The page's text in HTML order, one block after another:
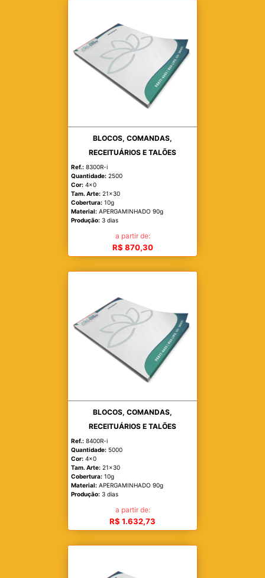
BLOCOS, COMANDAS,
RECEITUÁRIOS E TALÕES
Ref.: 8300R-i
Quantidade: 2500
Cor: 4x0
Tam. Arte: 21x30
Cobertura: 10g
Material: APERGAMINHADO 90g
Produção: 3 dias
a partir de:
R$ 870,30
BLOCOS, COMANDAS,
RECEITUÁRIOS E TALÕES
Ref.: 8400R-i
Quantidade: 5000
Cor: 4x0
Tam. Arte: 21x30
Cobertura: 10g
Material: APERGAMINHADO 90g
Produção: 3 dias
a partir de:
R$ 1.632,73